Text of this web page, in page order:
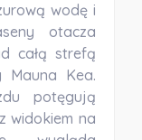
wodę i
otacza
całą strefą
Mauna Kea.
potęgują
widokiem na